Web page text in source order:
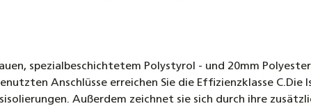
spezialbeschichtetem Polystyrol - und 20mm
Anschlüsse erreichen Sie die Effizienzklasse
Außerdem zeichnet sie sich durch ihre